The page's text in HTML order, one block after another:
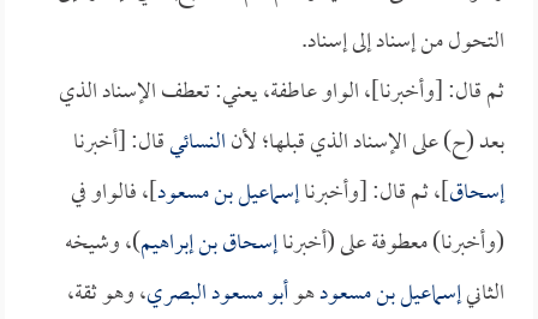
التحول من إسناد إلى إسناد.
ثم قال: [وأخبرنا]، الواو عاطفة، يعني: تعطف الإسناد الذي
بعد (ح) على الإسناد الذي قبلها؛ لأنالنسائيقال: [أخبرنا
إسحاق]، ثم قال: [وأخبرناإسماعيل بن مسعود]، فالواو في
(وأخبرنا) معطوفة على (أخبرناإسحاق بن إبراهيم)، وشيخه
الثانيإسماعيل بن مسعودهوأبو مسعود البصري، وهو ثقة،